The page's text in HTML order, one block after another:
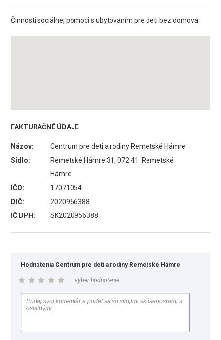
Činnosti sociálnej pomoci s ubytovaním pre deti bez domova.
FAKTURAČNÉ ÚDAJE
Názov:
Centrum pre deti a rodiny Remetské Hámre
Sídlo:
Remetské Hámre 31, 072 41 Remetské
Hámre
IČO:
17071054
DIČ:
2020956388
IČ DPH:
SK2020956388
Hodnotenia Centrum pre deti a rodiny Remetské Hámre
vyber hodnotenie